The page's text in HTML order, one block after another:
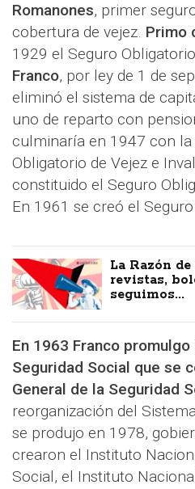
Romanones, primer
cobertura de vejez. Primo
1929 el Seguro
Franco, por ley de 1 de
eliminó el sistema de
uno de reparto con
culminaría en 1947 con
Obligatorio de Vejez e
constituido el Seguro
En 1961 se creó el
La Razón
revistas,
seguimos...
En 1963 Franco
Seguridad Social que se
General de la Seguridad
reorganización del
se produjo en 1978,
crearon el Instituto
Social, el Instituto